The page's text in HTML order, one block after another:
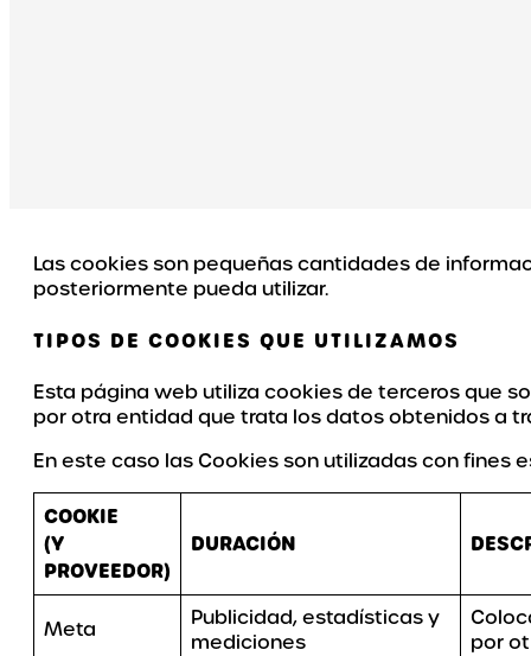
Las cookies son pequeñas cantidades de
posteriormente pueda utilizar.
TIPOS DE COOKIES QUE UTILIZAMOS
Esta página web utiliza cookies de terceros que
por otra entidad que trata los datos obtenidos a
En este caso las Cookies son utilizadas con
COOKIE
(Y
PROVEEDOR)
DURACIÓN
Meta
Publicidad, estadísticas y
mediciones
por